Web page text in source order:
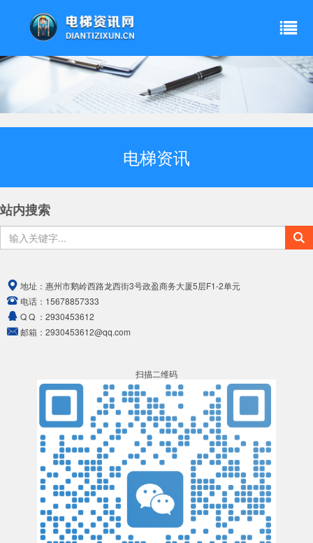
电梯资讯
站内搜索
地址： 惠州市鹅岭西路龙西街3号政盈商务大厦5层F1-2单元
电话： 15678857333
Q Q ： 2930453612
邮箱： 2930453612@qq.com
扫描二维码